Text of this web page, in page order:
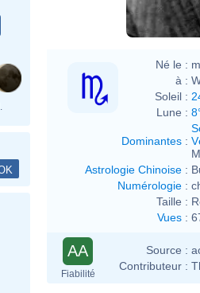
Né le :
à :
Soleil :
Lune :
Dominantes :
Astrologie Chinoise :
Numérologie :
Taille :
Vues :
AA
Fiabilité
Source :
Contributeur :